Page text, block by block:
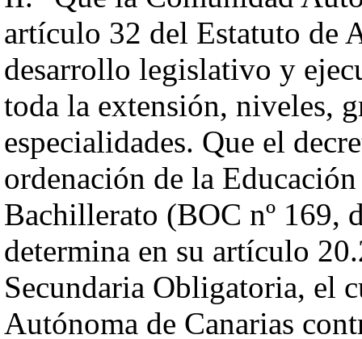
artículo 32 del Estatuto de
desarrollo legislativo y
toda la extensión, niveles,
especialidades. Que el
ordenación de la
Bachillerato (BOC nº 169,
determina en su artículo
Secundaria Obligatoria, el
Autónoma de Canarias